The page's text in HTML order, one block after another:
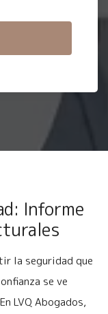
Informe
la seguridad que
se ve
LVQ Abogados,